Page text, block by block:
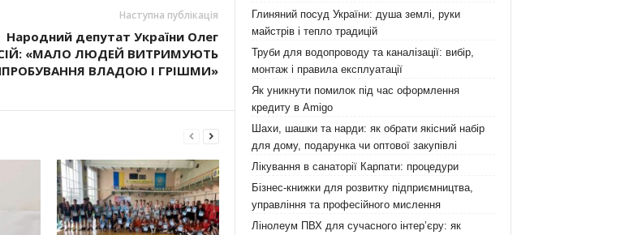
Наступна публікація
Народний депутат України Олег
«МАЛО ЛЮДЕЙ ВИТРИМУЮТЬ
ВЛАДОЮ І ГРІШМИ»
Глиняний посуд України: душа землі, руки
майстрів і тепло традицій
Труби для водопроводу та каналізації: вибір,
монтаж і правила експлуатації
Як уникнути помилок під час оформлення
кредиту в Amigo
Шахи, шашки та нарди: як обрати якісний набір
для дому, подарунка чи оптової закупівлі
Лікування в санаторії Карпати: процедури
Бізнес-книжки для розвитку підприємництва,
управління та професійного мислення
Лінолеум ПВХ для сучасного інтер’єру: як